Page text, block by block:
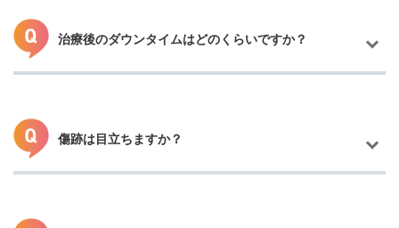
治療後のダウンタイムはどのくらいですか？
おおまかな腫れは2～3週間、完全に腫れが引くまでは2～3ヶ月程
度かかります。傷の赤み、硬さ・つっぱり感は半年かけて徐々に
傷跡は目立ちますか？